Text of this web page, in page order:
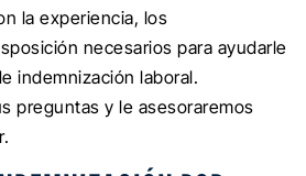
la experiencia, los
necesarios para ayudarle
indemnización laboral.
preguntas y le asesoraremos